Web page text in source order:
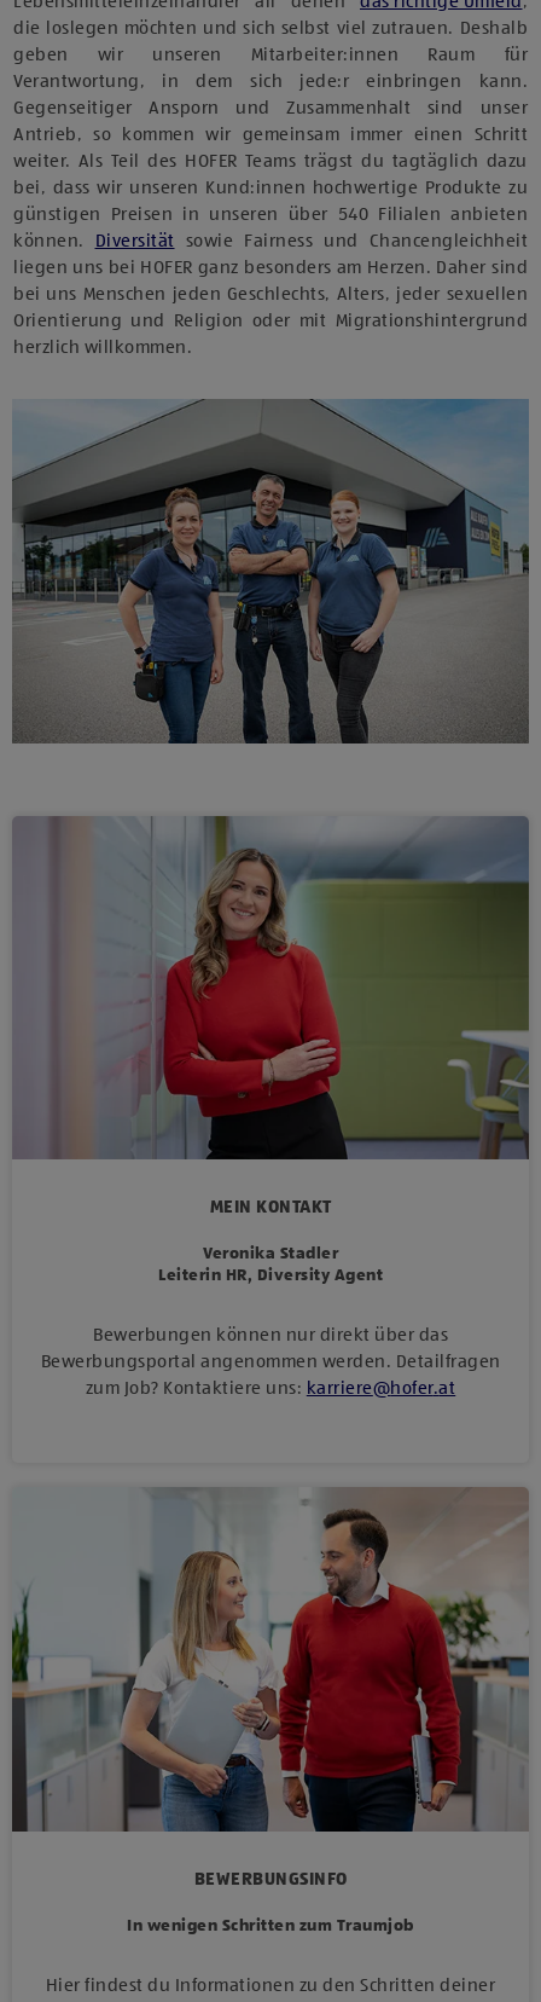
die loslegen möchten und sich selbst viel zutrauen. Deshalb
geben wir unseren Mitarbeiter:innen Raum für
Verantwortung, in dem sich jede:r einbringen kann.
Gegenseitiger Ansporn und Zusammenhalt sind unser
Antrieb, so kommen wir gemeinsam immer einen Schritt
weiter. Als Teil des HOFER Teams trägst du tagtäglich dazu
bei, dass wir unseren Kund:innen hochwertige Produkte zu
günstigen Preisen in unseren über 540 Filialen anbieten
können. Diversität sowie Fairness und Chancengleichheit
liegen uns bei HOFER ganz besonders am Herzen. Daher sind
bei uns Menschen jeden Geschlechts, Alters, jeder sexuellen
Orientierung und Religion oder mit Migrationshintergrund
herzlich willkommen.
MEIN KONTAKT
Veronika Stadler
Leiterin HR, Diversity Agent
Bewerbungen können nur direkt über das
Bewerbungsportal angenommen werden. Detailfragen
zum Job? Kontaktiere uns: karriere@hofer.at
BEWERBUNGSINFO
In wenigen Schritten zum Traumjob
Hier findest du Informationen zu den Schritten deiner